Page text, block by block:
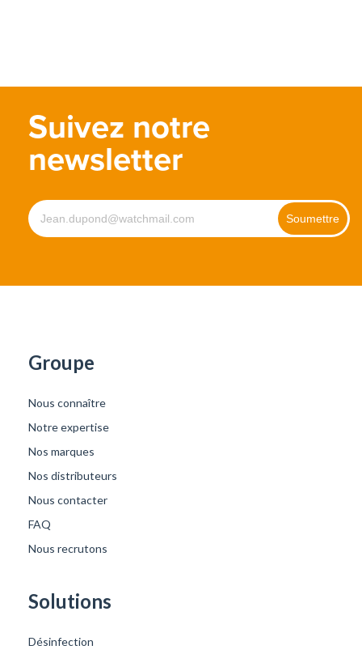
Suivez notre
newsletter
Groupe
Nous connaître
Notre expertise
Nos marques
Nos distributeurs
Nous contacter
FAQ
Nous recrutons
Solutions
Désinfection